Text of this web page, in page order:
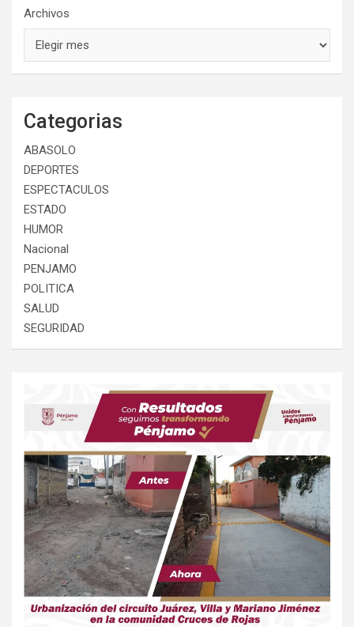
Archivos
Categorias
ABASOLO
DEPORTES
ESPECTACULOS
ESTADO
HUMOR
Nacional
PENJAMO
POLITICA
SALUD
SEGURIDAD